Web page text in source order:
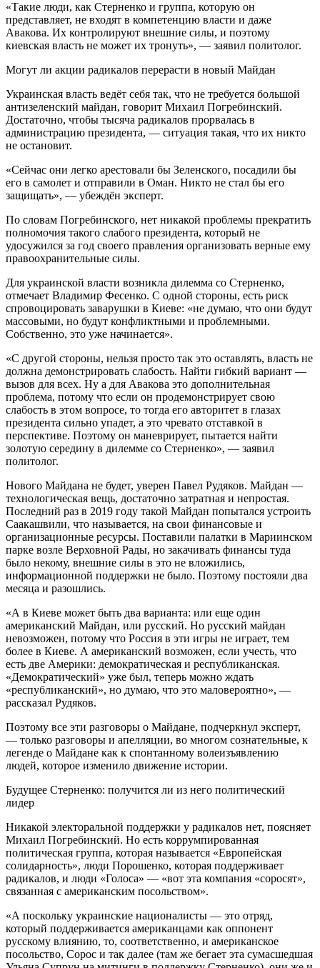
«Такие люди, как Стерненко и группа, которую он
представляет, не входят в компетенцию власти и даже
Авакова. Их контролируют внешние силы, и поэтому
киевская власть не может их тронуть», — заявил политолог.
Могут ли акции радикалов перерасти в новый Майдан
Украинская власть ведёт себя так, что не требуется большой
антизеленский майдан, говорит Михаил Погребинский.
Достаточно, чтобы тысяча радикалов прорвалась в
администрацию президента, — ситуация такая, что их никто
не остановит.
«Сейчас они легко арестовали бы Зеленского, посадили бы
его в самолет и отправили в Оман. Никто не стал бы его
защищать», — убеждён эксперт.
По словам Погребинского, нет никакой проблемы прекратить
полномочия такого слабого президента, который не
удосужился за год своего правления организовать верные ему
правоохранительные силы.
Для украинской власти возникла дилемма со Стерненко,
отмечает Владимир Фесенко. С одной стороны, есть риск
спровоцировать заварушки в Киеве: «не думаю, что они будут
массовыми, но будут конфликтными и проблемными.
Собственно, это уже начинается».
«С другой стороны, нельзя просто так это оставлять, власть не
должна демонстрировать слабость. Найти гибкий вариант —
вызов для всех. Ну а для Авакова это дополнительная
проблема, потому что если он продемонстрирует свою
слабость в этом вопросе, то тогда его авторитет в глазах
президента сильно упадет, а это чревато отставкой в
перспективе. Поэтому он маневрирует, пытается найти
золотую середину в дилемме со Стерненко», — заявил
политолог.
Нового Майдана не будет, уверен Павел Рудяков. Майдан —
технологическая вещь, достаточно затратная и непростая.
Последний раз в 2019 году такой Майдан попытался устроить
Саакашвили, что называется, на свои финансовые и
организационные ресурсы. Поставили палатки в Мариинском
парке возле Верховной Рады, но закачивать финансы туда
было некому, внешние силы в это не вложились,
информационной поддержки не было. Поэтому постояли два
месяца и разошлись.
«А в Киеве может быть два варианта: или еще один
американский Майдан, или русский. Но русский майдан
невозможен, потому что Россия в эти игры не играет, тем
более в Киеве. А американский возможен, если учесть, что
есть две Америки: демократическая и республиканская.
«Демократический» уже был, теперь можно ждать
«республиканский», но думаю, что это маловероятно», —
рассказал Рудяков.
Поэтому все эти разговоры о Майдане, подчеркнул эксперт,
— только разговоры и апелляции, во многом сознательные, к
легенде о Майдане как к спонтанному волеизъявлению
людей, которое изменило движение истории.
Будущее Стерненко: получится ли из него политический
лидер
Никакой электоральной поддержки у радикалов нет, поясняет
Михаил Погребинский. Но есть коррумпированная
политическая группа, которая называется «Европейская
солидарность», люди Порошенко, которая поддерживает
радикалов, и люди «Голоса» — «вот эта компания «соросят»,
связанная с американским посольством».
«А поскольку украинские националисты — это отряд,
который поддерживается американцами как оппонент
русскому влиянию, то, соответственно, и американское
посольство, Сорос и так далее (там же бегает эта сумасшедшая